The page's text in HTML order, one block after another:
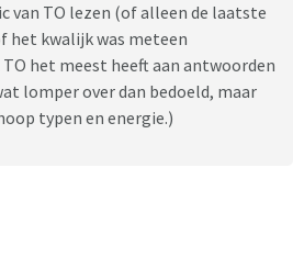
van TO lezen (of alleen de laatste
het kwalijk was meteen
het meest heeft aan antwoorden
lomper over dan bedoeld, maar
typen en energie.)